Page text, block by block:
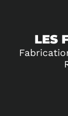
LES